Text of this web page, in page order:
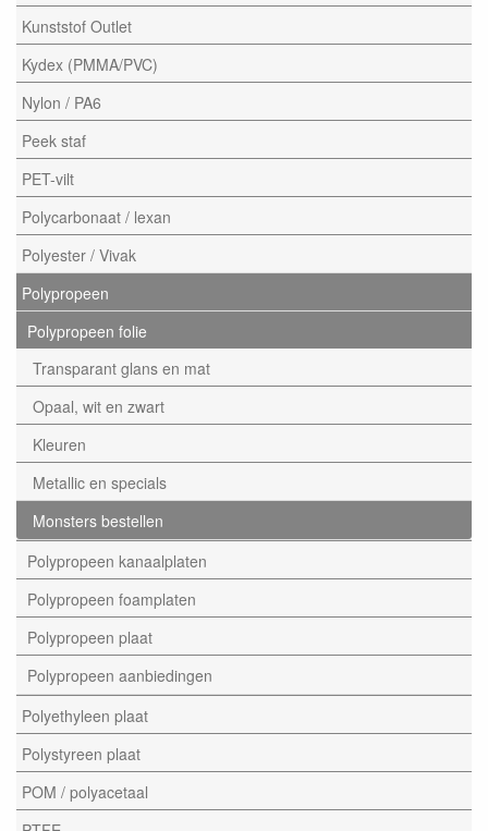
Kunststof Outlet
Kydex (PMMA/PVC)
Nylon / PA6
Peek staf
PET-vilt
Polycarbonaat / lexan
Polyester / Vivak
Polypropeen
Polypropeen folie
Transparant glans en mat
Opaal, wit en zwart
Kleuren
Metallic en specials
Monsters bestellen
Polypropeen kanaalplaten
Polypropeen foamplaten
Polypropeen plaat
Polypropeen aanbiedingen
Polyethyleen plaat
Polystyreen plaat
POM / polyacetaal